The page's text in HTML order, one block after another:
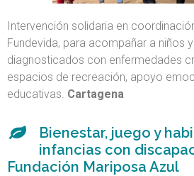
Intervención solidaria en
Fundevida, para acompañar a niños
diagnosticados con enfermedades
espacios de recreación, apoyo
educativas. Cartagena
Bienestar, juego y
infancias con
Fundación Mariposa Azul